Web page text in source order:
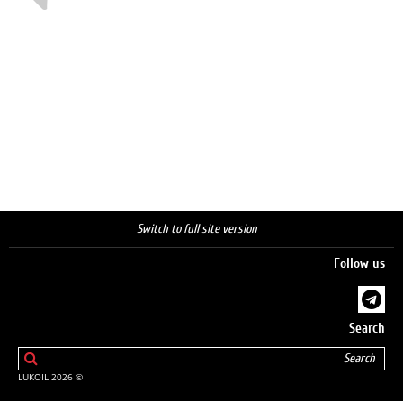
Switch to full site version
Follow us
Search
© 2026 LUKOIL